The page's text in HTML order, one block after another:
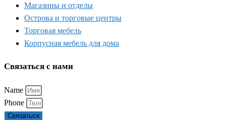
Магазины и отделы
Острова и торговые центры
Торговая мебель
Корпусная мебель для дома
Связаться с нами
Name
Phone
Связаться